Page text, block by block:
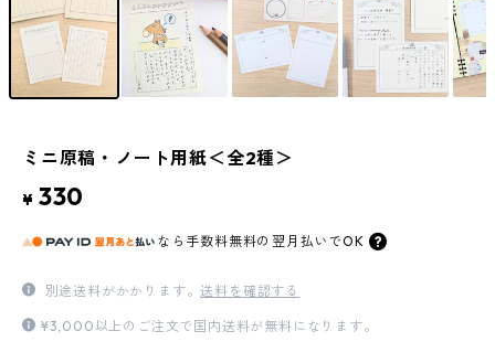
ミニ原稿・ノート用紙＜全2種＞
¥ 330
なら 手数料無料の 翌月払いでOK
別途送料がかかります。送料を確認する
¥3,000以上のご注文で国内送料が無料になります。